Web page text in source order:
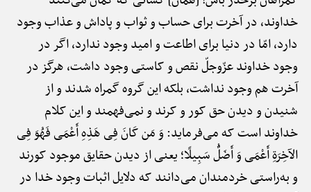
خداوند، در آخرت برای حساب و ثواب و پاداش و عذاب وجود
دارد، امّا در دنیا برای اطاعت و امید وجود ندارد، اگر در
وجود خداوند عزّوجلّ نقص و کاستی وجود داشت، هرگز در
آخرت هم وجود نداشت، بلکه این گروه گمراه شدند و از
شنیدن و دیدن حق کور و کرند و نمی‌فهمند و این کلام
خداوند است که می‌فرماید: وَ مَن کَانَ فِی هَذِهِ أَعْمَی فَهُوَ فِی
الآخِرَةِ أَعْمَی وَ أَضَلُّ سَبِیلًا؛ یعنی از دیدن حقایق موجود کورند
و به‌راستی خردمندان می‌دانند که دلایل اثبات وجود خدا در